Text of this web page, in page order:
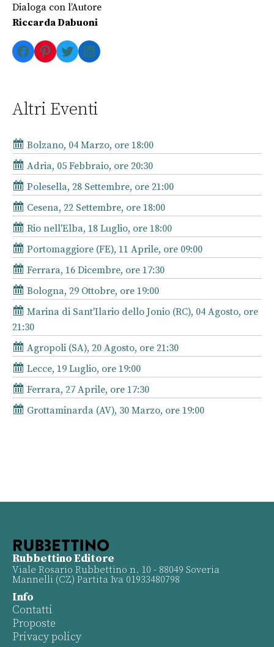
Dialoga con l’Autore
Riccarda Dabuoni
Facebook
Pinterest
TwitterLinkedIn
Altri Eventi
Bolzano, 04 Marzo, ore 18:00
Adria, 05 Febbraio, ore 20:30
Polesella, 28 Settembre, ore 21:00
Cesena, 22 Settembre, ore 18:00
Rio nell'Elba, 18 Luglio, ore 18:00
Portomaggiore (FE), 11 Aprile, ore 09:00
Ferrara, 16 Dicembre, ore 17:30
Bologna, 29 Ottobre, ore 19:00
Marina di Sant'Ilario dello Jonio (RC), 04 Agosto, ore
21:30
Agropoli (SA), 20 Agosto, ore 21:30
Lecce, 19 Luglio, ore 19:00
Ferrara, 27 Aprile, ore 17:30
Grottaminarda (AV), 30 Marzo, ore 19:00
Rubbettino Editore
Viale Rosario Rubbettino n. 10 - 88049 Soveria
Mannelli (CZ) Partita Iva 01933480798
Info
Contatti
Proposte
Privacy policy